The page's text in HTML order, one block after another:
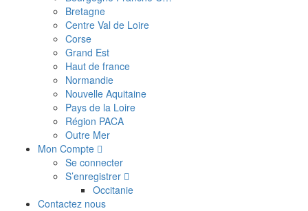
Bretagne
Centre Val de Loire
Corse
Grand Est
Haut de france
Normandie
Nouvelle Aquitaine
Pays de la Loire
Région PACA
Outre Mer
Mon Compte
Se connecter
S’enregistrer
Occitanie
Contactez nous